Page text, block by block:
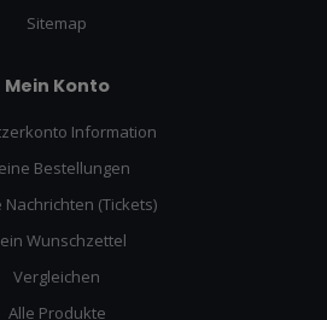
Sitemap
Mein Konto
Information
Bestellungen
Nachrichten (Tickets)
Wunschzettel
Vergleichen
Alle Produkte